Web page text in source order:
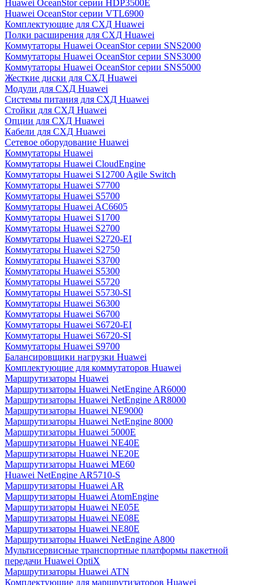
Huawei OceanStor серии HDP3500E
Huawei OceanStor серии VTL6900
Комплектующие для СХД Huawei
Полки расширения для СХД Huawei
Коммутаторы Huawei OceanStor серии SNS2000
Коммутаторы Huawei OceanStor серии SNS3000
Коммутаторы Huawei OceanStor серии SNS5000
Жесткие диски для СХД Huawei
Модули для СХД Huawei
Системы питания для СХД Huawei
Стойки для СХД Huawei
Опции для СХД Huawei
Кабели для СХД Huawei
Сетевое оборудование Huawei
Коммутаторы Huawei
Коммутаторы Huawei CloudEngine
Коммутаторы Huawei S12700 Agile Switch
Коммутаторы Huawei S7700
Коммутаторы Huawei S5700
Коммутаторы Huawei AC6605
Коммутаторы Huawei S1700
Коммутаторы Huawei S2700
Коммутаторы Huawei S2720-EI
Коммутаторы Huawei S2750
Коммутаторы Huawei S3700
Коммутаторы Huawei S5300
Коммутаторы Huawei S5720
Коммутаторы Huawei S5730-SI
Коммутаторы Huawei S6300
Коммутаторы Huawei S6700
Коммутаторы Huawei S6720-EI
Коммутаторы Huawei S6720-SI
Коммутаторы Huawei S9700
Балансировщики нагрузки Huawei
Комплектующие для коммутаторов Huawei
Маршрутизаторы Huawei
Маршрутизаторы Huawei NetEngine AR6000
Маршрутизаторы Huawei NetEngine AR8000
Маршрутизаторы Huawei NE9000
Маршрутизаторы Huawei NetEngine 8000
Маршрутизаторы Huawei 5000E
Маршрутизаторы Huawei NE40E
Маршрутизаторы Huawei NE20E
Маршрутизаторы Huawei ME60
Huawei NetEngine AR5710-S
Маршрутизаторы Huawei AR
Маршрутизаторы Huawei AtomEngine
Маршрутизаторы Huawei NE05E
Маршрутизаторы Huawei NE08E
Маршрутизаторы Huawei NE80E
Маршрутизаторы Huawei NetEngine A800
Мультисервисные транспортные платформы пакетной
передачи Huawei OptiX
Маршрутизаторы Huawei ATN
Комплектующие для маршрутизаторов Huawei